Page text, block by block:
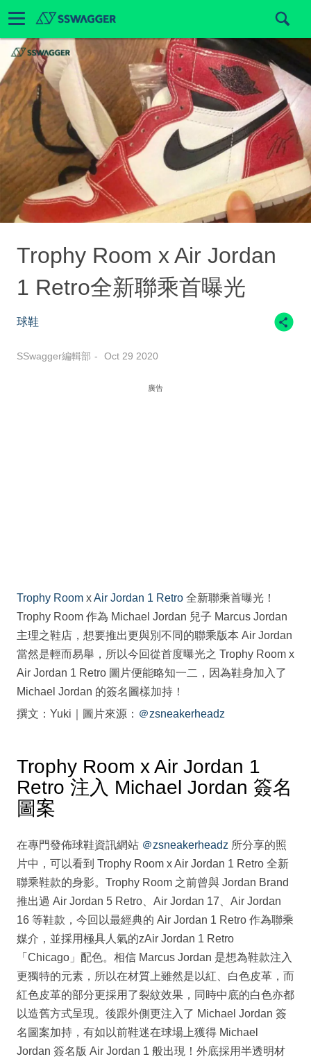
Trophy Room x Air Jordan
1 Retro全新聯乘首曝光
球鞋
SSwagger編輯部 Oct 29 2020
廣告
Trophy Room xAir Jordan 1 Retro 全新聯乘首曝光！
Trophy Room 作為 Michael Jordan 兒子 Marcus Jordan
主理之鞋店，想要推出更與別不同的聯乘版本 Air Jordan
當然是輕而易舉，所以今回從首度曝光之 Trophy Room x
Air Jordan 1 Retro 圖片便能略知一二，因為鞋身加入了
Michael Jordan 的簽名圖樣加持！
撰文：Yuki｜圖片來源： ＠zsneakerheadz
Trophy Room x Air Jordan 1
Retro 注入 Michael Jordan 簽名
圖案
在專門發佈球鞋資訊網站 ＠zsneakerheadz 所分享的照
片中，可以看到 Trophy Room x Air Jordan 1 Retro 全新
聯乘鞋款的身影。Trophy Room 之前曾與 Jordan Brand
推出過 Air Jordan 5 Retro、Air Jordan 17、Air Jordan
16 等鞋款，今回以最經典的 Air Jordan 1 Retro 作為聯乘
媒介，並採用極具人氣的zAir Jordan 1 Retro
「Chicago」配色。相信 Marcus Jordan 是想為鞋款注入
更獨特的元素，所以在材質上雖然是以紅、白色皮革，而
紅色皮革的部分更採用了裂紋效果，同時中底的白色亦都
以造舊方式呈現。後跟外側更注入了 Michael Jordan 簽
名圖案加持，有如以前鞋迷在球場上獲得 Michael
Jordan 簽名版 Air Jordan 1 般出現！外底採用半透明材